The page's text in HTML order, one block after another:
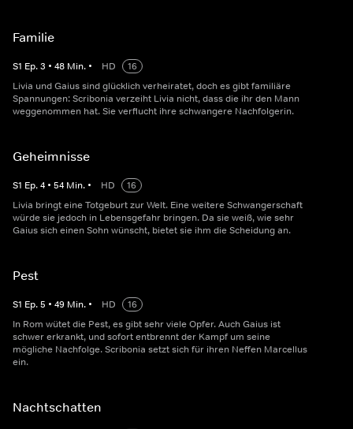
Familie
S1 Ep.3 • 48 Min. • HD
16
Livia und Gaius sind glücklich verheiratet, doch es gibt familiäre
Spannungen: Scribonia verzeiht Livia nicht, dass die ihr den Mann
weggenommen hat. Sie verflucht ihre schwangere Nachfolgerin.
Geheimnisse
S1 Ep.4 • 54 Min. • HD
16
Livia bringt eine Totgeburt zur Welt. Eine weitere Schwangerschaft
würde sie jedoch in Lebensgefahr bringen. Da sie weiß, wie sehr
Gaius sich einen Sohn wünscht, bietet sie ihm die Scheidung an.
Pest
S1 Ep.5 • 49 Min. • HD
16
In Rom wütet die Pest, es gibt sehr viele Opfer. Auch Gaius ist
schwer erkrankt, und sofort entbrennt der Kampf um seine
mögliche Nachfolge. Scribonia setzt sich für ihren Neffen Marcellus
ein.
Nachtschatten